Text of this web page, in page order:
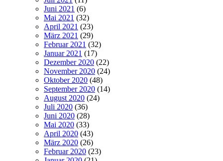
Juni 2021 (6)
Mai 2021 (32)
April 2021 (23)
März 2021 (29)
Februar 2021 (32)
Januar 2021 (17)
Dezember 2020 (22)
November 2020 (24)
Oktober 2020 (48)
September 2020 (14)
August 2020 (24)
Juli 2020 (36)
Juni 2020 (28)
Mai 2020 (33)
April 2020 (43)
März 2020 (26)
Februar 2020 (23)